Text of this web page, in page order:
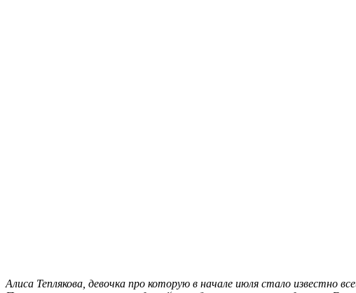
Алиса Теплякова, девочка про которую в начале июля стало